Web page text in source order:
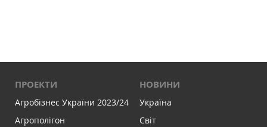
ПРОЕКТИ
Агробізнес України 2023/24
Агрополігон
НОВИНИ
Україна
Світ